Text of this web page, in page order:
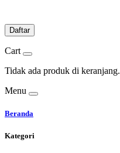
Daftar
Cart
Tidak ada produk di keranjang.
Menu
Beranda
Kategori